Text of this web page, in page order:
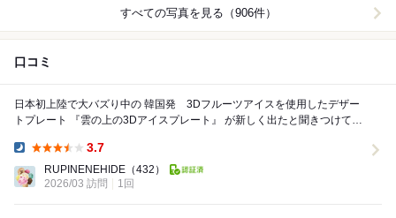
すべての写真を見る（906件）
口コミ
日本初上陸で大バズり中の 韓国発 3Dフルーツアイスを使用したデザー
トプレート 『雲の上の3Dアイスプレート』 が新しく出たと聞きつけて堪
3.7
RUPINENEHIDE （432）
2026/03 訪問
1回